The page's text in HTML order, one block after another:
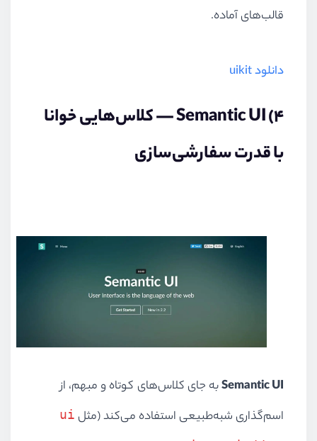
قالب‌های آماده.
دانلود uikit
۴) Semantic UI — کلاس‌هایی خوانا
با قدرت سفارشی‌سازی
Semantic UIبه جای کلاس‌های کوتاه و مبهم، از
اسم‌گذاری شبه‌طبیعی استفاده می‌کند (مثل ui